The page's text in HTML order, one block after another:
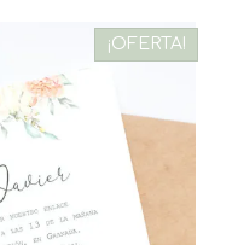
¡OFERTA!